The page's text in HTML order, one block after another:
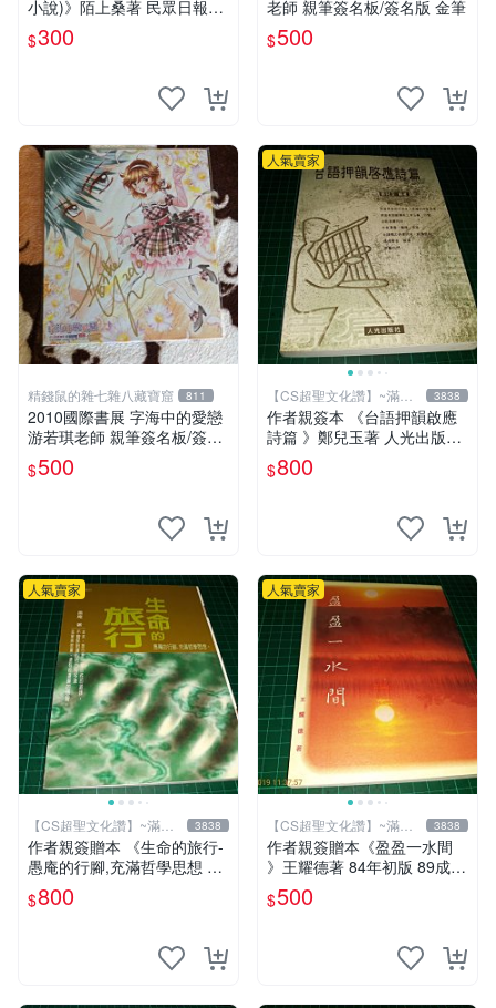
小說)》陌上桑著 民眾日報社
精裝本 8成新 【CS超聖文化
讚】
$300
老師 親筆簽名板/簽名版 金筆
$500
精錢鼠的雜七雜八藏寶窟 811
2010國際書展 字海中的愛戀
游若琪老師 親筆簽名板/簽名
版 金筆
$500
人氣賣家
【CS超聖文化讚】~滿千
元送運
3838
作者親簽本 《台語押韻啟應
詩篇 》鄭兒玉著 人光出版社
2002年初版 9成新 【CS超聖
文化讚】
$800
人氣賣家
【CS超聖文化讚】~滿千
元送運
3838
作者親簽贈本 《生命的旅行-
愚庵的行腳,充滿哲學思想 》
愚庵著 三源出版社 2001年初
版 9成新 【CS超聖文化讚】
$800
人氣賣家
【CS超聖文化讚】~滿千
元送運
3838
作者親簽贈本《盈盈一水間
》王耀德著 84年初版 89成新
【CS超聖文化讚】
$500